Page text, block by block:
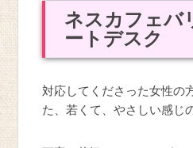
ネスカフェ
ートデスク
対応してくださった女性の
た、若くて、やさしい感じ